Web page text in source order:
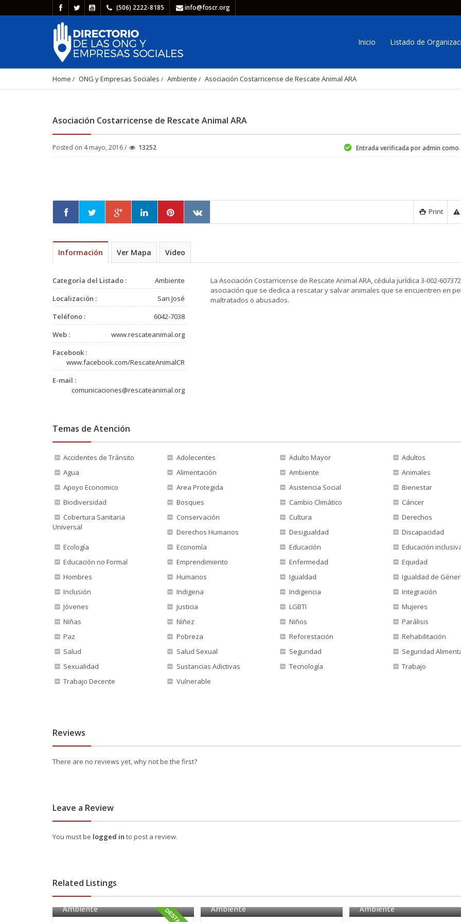
(506) 2222-8185 info@foscr.org
Inicio Listado de
Home ONG y Empresas Sociales Ambiente Asociación Costarricense de Rescate Animal ARA
Asociación Costarricense de Rescate Animal ARA
Posted on 4 mayo, 2016 / 13252 Entrada verificada por admin como
Print
Información Ver Mapa Video
Categoría del Listado :
Ambiente
Localización :
San José
Teléfono :
6042-7038
Web :
www.rescateanimal.org
Facebook :
www.facebook.com/RescateAnimalCR
E-mail :
comunicaciones@rescateanimal.org
La Asociación Costarricense de Rescate Animal ARA, cédula jurídica 3-002-
asociación que se dedica a rescatar y salvar animales que se encuentren en
maltratados o abusados.
Temas de Atención
Accidentes de Tránsito Adolecentes Adulto Mayor
Adultos
Agua
Alimentación Ambiente
Animales
Apoyo Economico
Area Protegida Asistencia Social
Bienestar
Biodiversidad
Bosques Cambio Climático
Cáncer
Cobertura Sanitaria
Universal
Conservación Cultura
Derechos
Derechos Humanos
Desigualdad
Discapacidad
Ecología
Economía Educación
Educación
Educación no Formal
Emprendimiento Enfermedad
Equidad
Hombres
Humanos Igualdad
Igualdad de
Inclusión
Indigena Indigencia
Integración
Jóvenes
Justicia LGBTI
Mujeres
Niñas
Niñez Niños
Parálisis
Paz
Pobreza Reforestación
Rehabilitación
Salud
Salud Sexual Seguridad
Seguridad
Sexualidad
Sustancias Adictivas Tecnología
Trabajo
Trabajo Decente
Vulnerable
Reviews
There are no reviews yet, why not be the first?
Leave a Review
You must be logged in to post a review.
Related Listings
Ambiente Ambiente Ambiente